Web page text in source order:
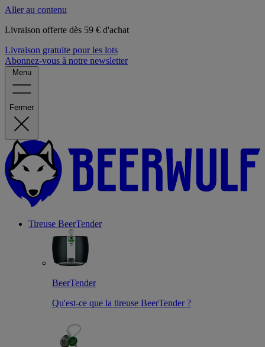
Aller au contenu
Livraison offerte dès 59 € d'achat
Livraison gratuite pour les lots
Abonnez-vous à notre newsletter
Menu
Fermer
Tireuse BeerTender
BeerTender
Qu'est-ce que la tireuse BeerTender ?